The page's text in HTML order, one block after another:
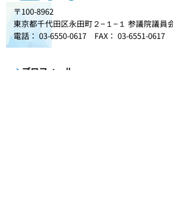
〒100-8962
東京都千代田区永田町２−１−１ 参議院議員
電話： 03-6550-0617 FAX： 03-6551-0617
プロフィール